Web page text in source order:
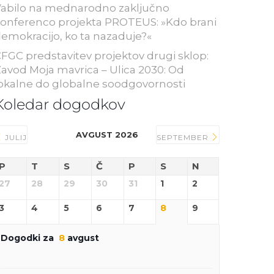
na mednarodno zaključno
projekta PROTEUS: »Kdo brani
ko ta nazaduje?«
predstavitev projektov drugi sklop:
Moja mavrica – Ulica 2030: Od
do globalne soodgovornosti
dogodkov
JULIJ AVGUST 2026 SEPTEMBER
P T S Č P S N
27 28 29 30 31 1 2
4 5 6 7 8 9
Dogodki za 8 avgust